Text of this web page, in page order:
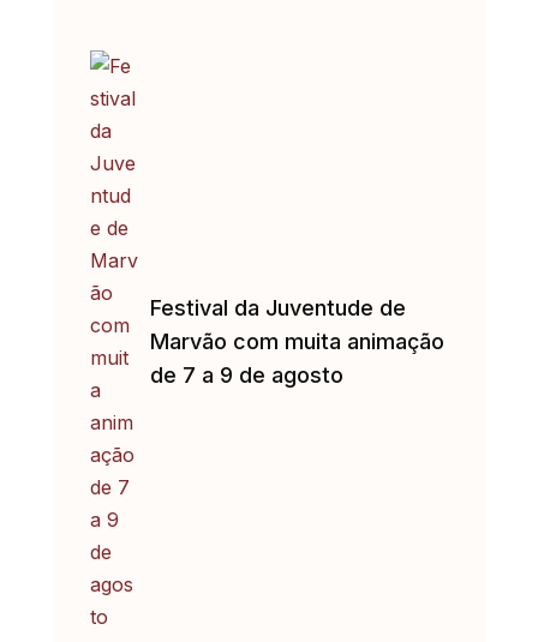
Festival da Juventude de
Marvão com muita animação
de 7 a 9 de agosto